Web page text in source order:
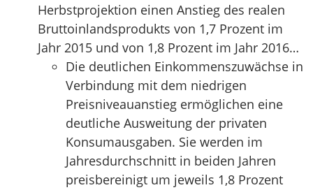
Herbstprojektion einen Anstieg des realen
Bruttoinlandsprodukts von 1,7 Prozent im
Jahr 2015 und von 1,8 Prozent im Jahr 2016…
Die deutlichen Einkommenszuwächse in
Verbindung mit dem niedrigen
Preisniveauanstieg ermöglichen eine
deutliche Ausweitung der privaten
Konsumausgaben. Sie werden im
Jahresdurchschnitt in beiden Jahren
preisbereinigt um jeweils 1,8 Prozent